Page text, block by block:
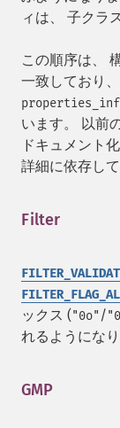
ィは、 子クラ
この順序は、
一致しており、
います。 以前
ドキュメント
詳細に依存して
Filter
ックス ("0o" /
れるようになり
GMP